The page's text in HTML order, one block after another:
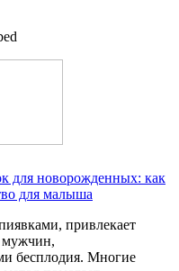
для новорожденных: как
для малыша
привлекает
мужчин,
бесплодия. Многие